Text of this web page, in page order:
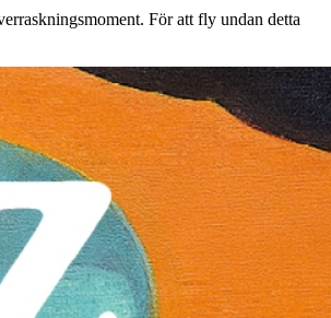
För att fly undan detta